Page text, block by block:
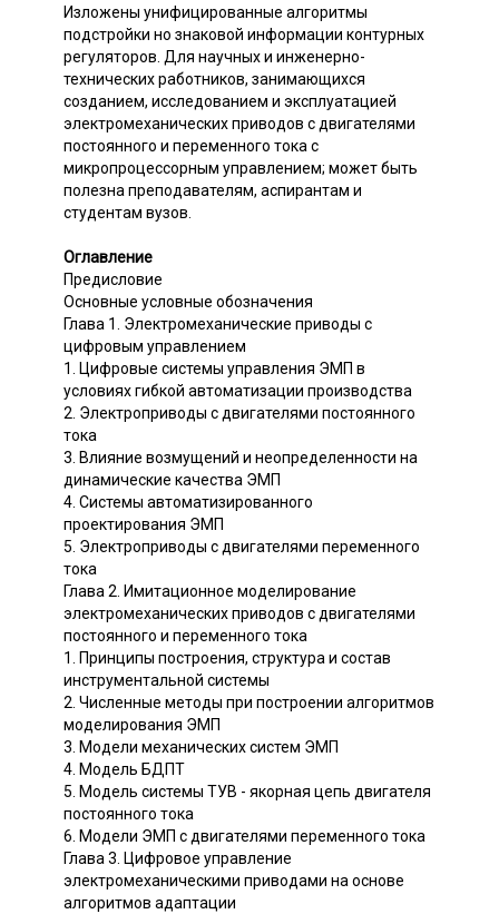
Изложены унифицированные алгоритмы
подстройки но знаковой информации контурных
регуляторов. Для научных и инженерно-
технических работников, занимающихся
созданием, исследованием и эксплуатацией
электромеханических приводов с двигателями
постоянного и переменного тока с
микропроцессорным управлением; может быть
полезна преподавателям, аспирантам и
студентам вузов.
Оглавление
Предисловие
Основные условные обозначения
Глава 1. Электромеханические приводы с
цифровым управлением
1. Цифровые системы управления ЭМП в
условиях гибкой автоматизации производства
2. Электроприводы с двигателями постоянного
тока
3. Влияние возмущений и неопределенности на
динамические качества ЭМП
4. Системы автоматизированного
проектирования ЭМП
5. Электроприводы с двигателями переменного
тока
Глава 2. Имитационное моделирование
электромеханических приводов с двигателями
постоянного и переменного тока
1. Принципы построения, структура и состав
инструментальной системы
2. Численные методы при построении алгоритмов
моделирования ЭМП
3. Модели механических систем ЭМП
4. Модель БДПТ
5. Модель системы ТУВ - якорная цепь двигателя
постоянного тока
6. Модели ЭМП с двигателями переменного тока
Глава 3. Цифровое управление
электромеханическими приводами на основе
алгоритмов адаптации